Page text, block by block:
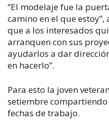
“El modelaje fue la
camino en el que
que a los interesados
arranquen con sus
ayudarlos a dar
en hacerlo”.
Para esto la joven
setiembre compartiendo
fechas de trabajo.